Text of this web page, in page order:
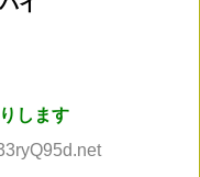
します